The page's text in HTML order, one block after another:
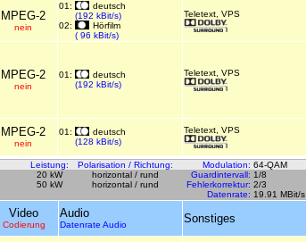
MPEG-2
nein
01:
deutsch
(192 kBit/s)
02:
Hörfilm
( 96 kBit/s)
Teletext, VPS
MPEG-2
nein
01:
deutsch
(192 kBit/s)
Teletext, VPS
MPEG-2
nein
01:
deutsch
(128 kBit/s)
Teletext, VPS
Leistung: Polarisation / Richtung: Modulation: 64-QAM
20 kW horizontal / rund Guardintervall: 1/8
50 kW horizontal / rund Fehlerkorrektur: 2/3
Datenrate: 19.91 MBit/s
Video
Codierung
Audio
Datenrate Audio Sonstiges